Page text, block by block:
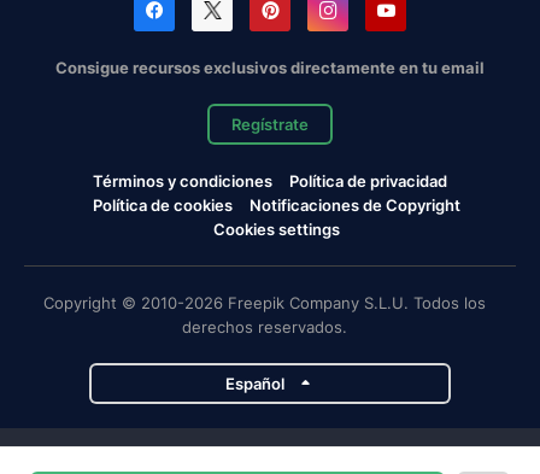
Consigue recursos exclusivos directamente en tu email
Regístrate
Términos y condiciones
Política de privacidad
Política de cookies
Notificaciones de Copyright
Cookies settings
Copyright © 2010-2026 Freepik Company S.L.U. Todos los
derechos reservados.
Español